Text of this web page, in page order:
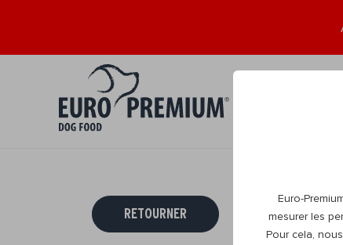
Euro-
mesurer les
Pour cela,
RETOURNER